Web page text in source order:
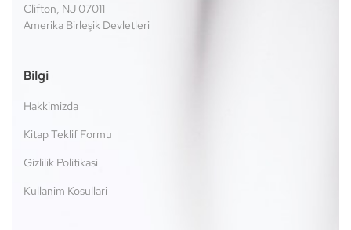
Clifton, NJ 07011
Amerika Birleşik Devletleri
Bilgi
Hakkimizda
Kitap Teklif Formu
Gizlilik Politikasi
Kullanim Kosullari